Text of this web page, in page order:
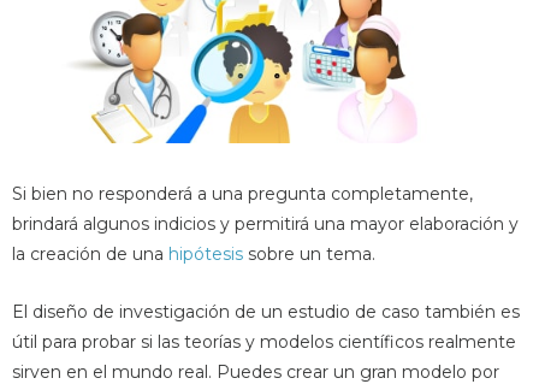
Si bien no responderá a una pregunta completamente,
brindará algunos indicios y permitirá una mayor elaboración y
la creación de una hipótesis sobre un tema.
El diseño de investigación de un estudio de caso también es
útil para probar si las teorías y modelos científicos realmente
sirven en el mundo real. Puedes crear un gran modelo por